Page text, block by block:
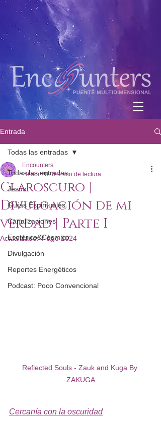
Entrada
Todas las entradas
Jesús
Guías Espirituales
Canalizaciones
Esotérico&Cósmico
Divulgación
Reportes Energéticos
Podcast: Poco Convencional
Todas las entradas
Claroscuro |
Divulgación de mi
verdad | Parte I
Encounters
19 abr 2020 9 min de lectura
Actualizado:7 ago 2024
Reflected Souls - Zauk and Kuga By
ZAKUGA
Cercanía con la oscuridad